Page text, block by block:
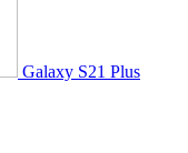
Galaxy S21 Plus